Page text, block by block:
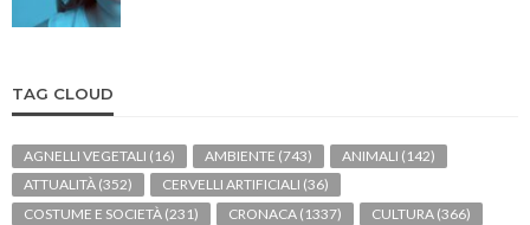
TAG CLOUD
AGNELLI VEGETALI (16) AMBIENTE (743) ANIMALI (142)
ATTUALITÀ (352) CERVELLI ARTIFICIALI (36)
COSTUME E SOCIETÀ (231) CRONACA (1337) CULTURA (366)